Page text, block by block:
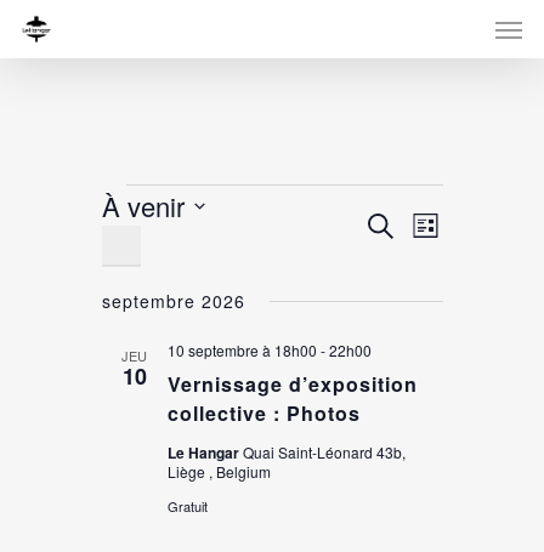
Évènements
Recherche
navigation
de
vues
Recherche
Liste
À venir
date.
septembre 2026
JEU
10
Vernissage d’exposition
collective : Photos
10 septembre à 18h00 -22h00
Le HangarQuai Saint-Léonard 43b,
Liège , Belgium
Gratuit